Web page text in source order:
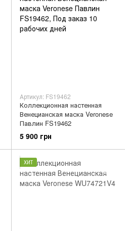
Артикул: FS19462
Коллекционная настенная
Венецианская маска Veronese
Павлин FS19462
5 900 грн
ХИТ